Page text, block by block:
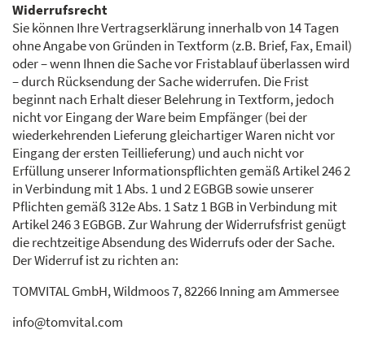
Widerrufsrecht
Sie können Ihre Vertragserklärung innerhalb von 14 Tagen
ohne Angabe von Gründen in Textform (z.B. Brief, Fax, Email)
oder – wenn Ihnen die Sache vor Fristablauf überlassen wird
– durch Rücksendung der Sache widerrufen. Die Frist
beginnt nach Erhalt dieser Belehrung in Textform, jedoch
nicht vor Eingang der Ware beim Empfänger (bei der
wiederkehrenden Lieferung gleichartiger Waren nicht vor
Eingang der ersten Teillieferung) und auch nicht vor
Erfüllung unserer Informationspflichten gemäß Artikel 246 2
in Verbindung mit 1 Abs. 1 und 2 EGBGB sowie unserer
Pflichten gemäß 312e Abs. 1 Satz 1 BGB in Verbindung mit
Artikel 246 3 EGBGB. Zur Wahrung der Widerrufsfrist genügt
die rechtzeitige Absendung des Widerrufs oder der Sache.
Der Widerruf ist zu richten an:
TOMVITAL GmbH, Wildmoos 7, 82266 Inning am Ammersee
info@tomvital.com